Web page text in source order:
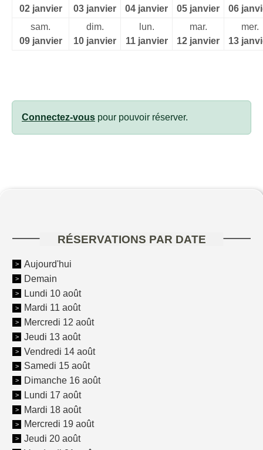
02 janvier
03 janvier
04 janvier
05 janvier
06
sam.
09 janvier
dim.
10 janvier
lun.
11 janvier
mar.
12 janvier
mer.
13
Connectez-vous pour pouvoir réserver.
RÉSERVATIONS PAR DATE
Aujourd'hui
Demain
Lundi 10 août
Mardi 11 août
Mercredi 12 août
Jeudi 13 août
Vendredi 14 août
Samedi 15 août
Dimanche 16 août
Lundi 17 août
Mardi 18 août
Mercredi 19 août
Jeudi 20 août